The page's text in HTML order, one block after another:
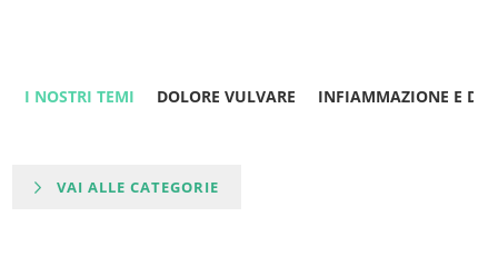
I NOSTRI TEMI DOLORE VULVARE INFIAMMAZIONE E
VAI ALLE CATEGORIE